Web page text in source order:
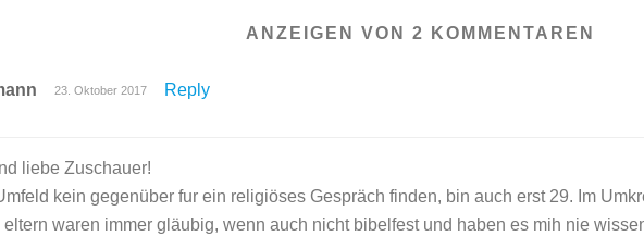
ANZEIGEN VON 2 KOMMENTAREN
23. Oktober 2017 Reply
liebe Zuschauer!
kein gegenüber fur ein religiöses Gespräch finden, bin auch erst 29. Im
waren immer gläubig, wenn auch nicht bibelfest und haben es mih nie